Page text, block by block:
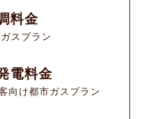
料金
スプラン
電料金
向け都市ガスプラン